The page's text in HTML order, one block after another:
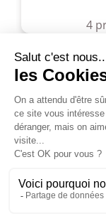
4
Taboo
Enivrez-
3